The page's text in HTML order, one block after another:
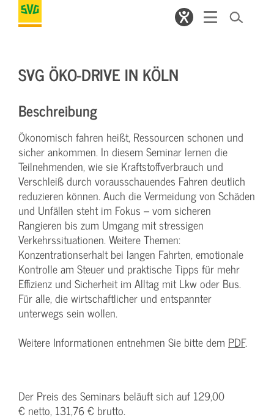
SVG ÖKO-DRIVE IN KÖLN
Beschreibung
Ökonomisch fahren heißt, Ressourcen schonen und
sicher ankommen. In diesem Seminar lernen die
Teilnehmenden, wie sie Kraftstoffverbrauch und
Verschleiß durch vorausschauendes Fahren deutlich
reduzieren können. Auch die Vermeidung von Schäden
und Unfällen steht im Fokus – vom sicheren
Rangieren bis zum Umgang mit stressigen
Verkehrssituationen. Weitere Themen:
Konzentrationserhalt bei langen Fahrten, emotionale
Kontrolle am Steuer und praktische Tipps für mehr
Effizienz und Sicherheit im Alltag mit Lkw oder Bus.
Für alle, die wirtschaftlicher und entspannter
unterwegs sein wollen.
Weitere Informationen entnehmen Sie bitte dem PDF.
Der Preis des Seminars beläuft sich auf 129,00
€ netto, 131,76 € brutto.